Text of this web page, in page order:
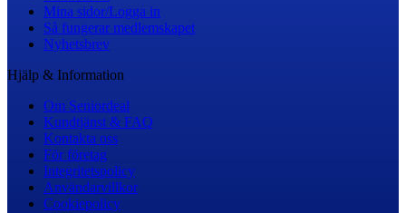
Mina sidor/Logga in
Så fungerar medlemskapet
Nyhetsbrev
Hjälp & Information
Om Seniordeal
Kundtjänst & FAQ
Kontakta oss
För företag
Integritetspolicy
Användarvillkor
Cookiepolicy